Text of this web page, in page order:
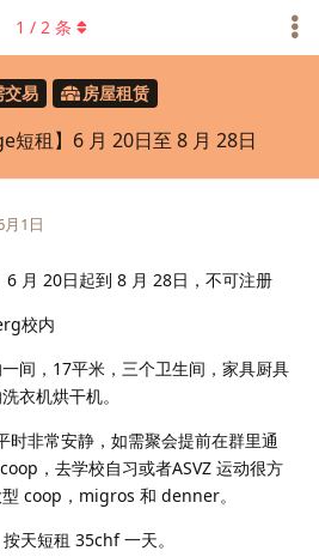
交易 房屋租赁
短租】6 月 20日至 8 月 28日
1 / 2 条
1日
月 20日起到 8 月 28日，不可注册
校内
间，17平米，三个卫生间，家具厨具
衣机烘干机。
时非常安静，如需聚会提前在群里通
，去学校自习或者ASVZ 运动很方
coop，migros 和 denner。
天短租 35chf 一天。